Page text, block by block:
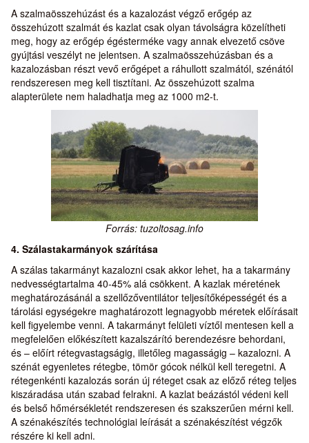
A szalmaösszehúzást és a kazalozást végző erőgép az
összehúzott szalmát és kazlat csak olyan távolságra közelítheti
meg, hogy az erőgép égésterméke vagy annak elvezető csöve
gyújtási veszélyt ne jelentsen. A szalmaösszehúzásban és a
kazalozásban részt vevő erőgépet a ráhullott szalmától, szénától
rendszeresen meg kell tisztítani. Az összehúzott szalma
alapterülete nem haladhatja meg az 1000 m2-t.
Forrás: tuzoltosag.info
4. Szálastakarmányok szárítása
A szálas takarmányt kazalozni csak akkor lehet, ha a takarmány
nedvességtartalma 40-45% alá csökkent. A kazlak méretének
meghatározásánál a szellőzőventilátor teljesítőképességét és a
tárolási egységekre maghatározott legnagyobb méretek előírásait
kell figyelembe venni. A takarmányt felületi víztől mentesen kell a
megfelelően előkészített kazalszárító berendezésre behordani,
és – előírt rétegvastagságig, illetőleg magasságig – kazalozni. A
szénát egyenletes rétegbe, tömör gócok nélkül kell teregetni. A
rétegenkénti kazalozás során új réteget csak az előző réteg teljes
kiszáradása után szabad felrakni. A kazlat beázástól védeni kell
és belső hőmérsékletét rendszeresen és szakszerűen mérni kell.
A szénakészítés technológiai leírását a szénakészítést végzők
részére ki kell adni.